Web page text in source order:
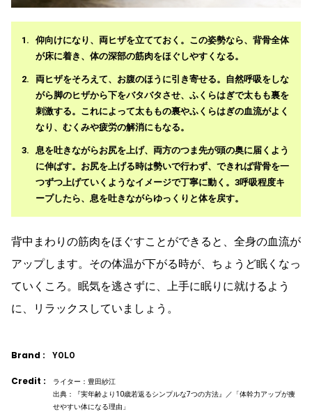
仰向けになり、両ヒザを立てておく。この姿勢なら、背骨全体
が床に着き、体の深部の筋肉をほぐしやすくなる。
両ヒザをそろえて、お腹のほうに引き寄せる。自然呼吸をしな
がら脚のヒザから下をバタバタさせ、ふくらはぎで太もも裏を
刺激する。これによって太ももの裏やふくらはぎの血流がよく
なり、むくみや疲労の解消にもなる。
息を吐きながらお尻を上げ、両方のつま先が頭の奥に届くよう
に伸ばす。お尻を上げる時は勢いで行わず、できれば背骨を一
つずつ上げていくようなイメージで丁寧に動く。3呼吸程度キ
ープしたら、息を吐きながらゆっくりと体を戻す。
背中まわりの筋肉をほぐすことができると、全身の血流が
アップします。その体温が下がる時が、ちょうど眠くなっ
ていくころ。眠気を逃さずに、上手に眠りに就けるよう
に、リラックスしていましょう。
Brand : YOLO
Credit :
ライター：豊田紗江
出典：『実年齢より10歳若返るシンプルな7つの方法』／「体幹力アップが痩
せやすい体になる理由」